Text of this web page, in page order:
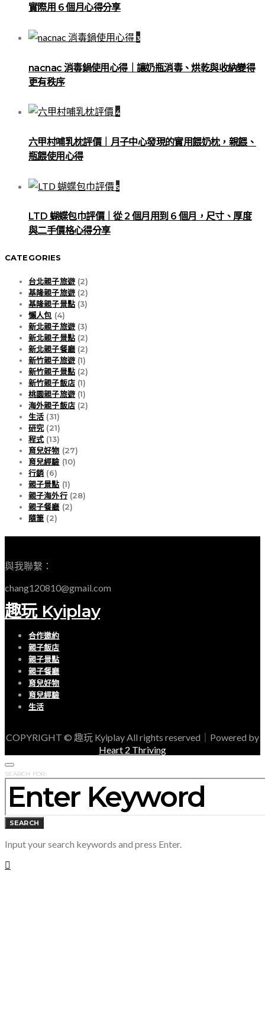
實際用 6 個月心得分享
3
nacnac 消毒鍋使用心得｜讓奶瓶消毒、烘乾與收納變得
更有秩序
4
六甲村哺乳枕評價｜月子中心發現的實用餵奶枕，親餵、
瓶餵使用心得
5
LTD 蝴蝶包巾評價｜從 2 個月用到 6 個月，尺寸、厚度
與二手價格心得分享
CATEGORIES
台北親子旅遊(2)
基隆親子旅遊(2)
基隆親子景點(3)
懶人包 (4)
新北親子旅遊(3)
新北親子景點(2)
新北親子餐廳(2)
新竹親子旅遊(1)
新竹親子景點(2)
新竹親子飯店(1)
桃園親子旅遊(1)
海外親子飯店(2)
生活 (31)
研究 (21)
程式 (13)
育兒好物 (27)
育兒經驗 (10)
行銷 (6)
親子景點 (1)
親子海外行(28)
親子餐廳 (2)
隨筆 (2)
與我聯繫：
chang120810@gmail.com
趣玩 Kyiplay
合作邀約
親子飯店
親子景點
親子餐廳
育兒好物
育兒經驗
生活
COPYRIGHT © 趣玩 Kyiplay All rights reserved｜Powered by
Heart 2 Thriving
SEARCH FOR:
SEARCH
Input your search keywords and press Enter.